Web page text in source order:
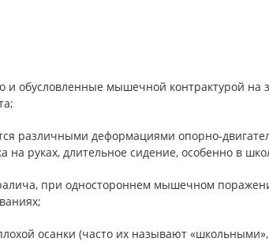
обусловленные мышечной контрактурой на
различными деформациями опорно-
руках, длительное сидение, особенно в
при одностороннем мышечном
осанки (часто их называют «школьными»,